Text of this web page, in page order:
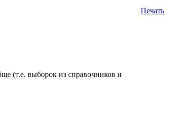
Печать
(т.е. выборок из справочников и